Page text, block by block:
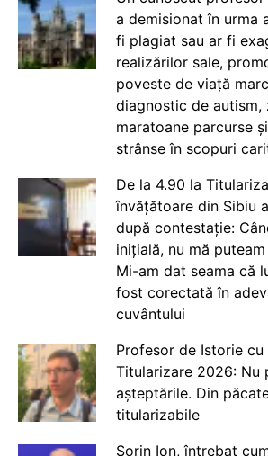
a demisionat în urma
fi plagiat sau ar fi
realizărilor sale,
poveste de viață
diagnostic de autism,
maratoane parcurse
strânse în scopuri
De la 4.90 la
învățătoare din Sibiu
după contestație:
inițială, nu mă
Mi-am dat seama că
fost corectată în
cuvântului
Profesor de Istorie cu
Titularizare 2026: Nu
așteptările. Din
titularizabile
Sorin Ion, întrebat